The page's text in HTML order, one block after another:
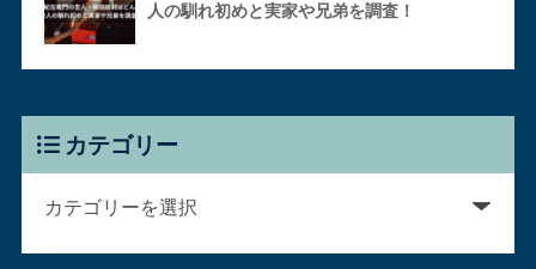
人の馴れ初めと実家や兄弟を調査！
カテゴリー